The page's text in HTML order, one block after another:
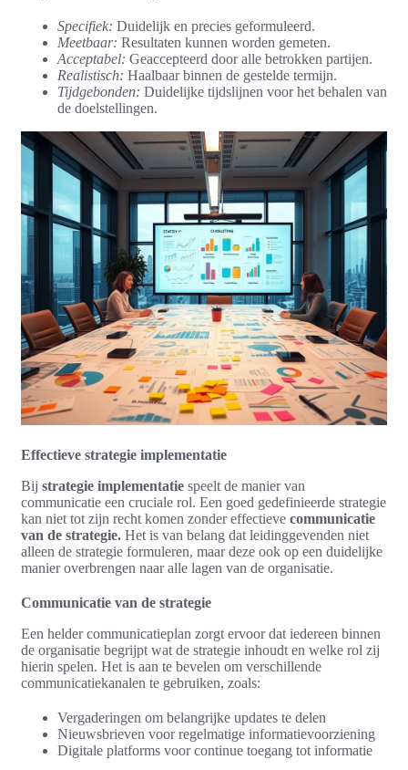
Specifiek: Duidelijk en precies geformuleerd.
Meetbaar: Resultaten kunnen worden gemeten.
Acceptabel: Geaccepteerd door alle betrokken partijen.
Realistisch: Haalbaar binnen de gestelde termijn.
Tijdgebonden: Duidelijke tijdslijnen voor het behalen van
de doelstellingen.
Effectieve strategie implementatie
Bij strategie implementatie speelt de manier van
communicatie een cruciale rol. Een goed gedefinieerde strategie
kan niet tot zijn recht komen zonder effectieve communicatie
van de strategie. Het is van belang dat leidinggevenden niet
alleen de strategie formuleren, maar deze ook op een duidelijke
manier overbrengen naar alle lagen van de organisatie.
Communicatie van de strategie
Een helder communicatieplan zorgt ervoor dat iedereen binnen
de organisatie begrijpt wat de strategie inhoudt en welke rol zij
hierin spelen. Het is aan te bevelen om verschillende
communicatiekanalen te gebruiken, zoals:
Vergaderingen om belangrijke updates te delen
Nieuwsbrieven voor regelmatige informatievoorziening
Digitale platforms voor continue toegang tot informatie